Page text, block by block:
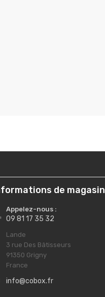
de magasin
Appelez-nous :
09 81 17 35 32
Lande
3 rue Des Bâtisseurs
91350 Grigny
France
info@cobox.fr